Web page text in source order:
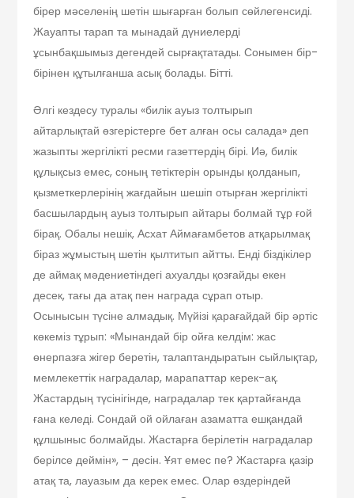
бірер мәселенің шетін шығарған болып сөйлегенсиді.
Жауапты тарап та мынадай дүниелерді
ұсынбақшымыз дегендей сырғақтатады. Сонымен бір-
бірінен құтылғанша асық болады. Бітті.
Әлгі кездесу туралы «билік ауыз толтырып
айтарлықтай өзгерістерге бет алған осы салада» деп
жазыпты жергілікті ресми газеттердің бірі. Иә, билік
құлықсыз емес, соның тетіктерін орынды қолданып,
қызметкерлерінің жағдайын шешіп отырған жергілікті
басшылардың ауыз толтырып айтары болмай тұр ғой
бірақ. Обалы нешік, Асхат Аймағамбетов атқарылмақ
біраз жұмыстың шетін қылтитып айтты. Енді біздікілер
де аймақ мәдениетіндегі ахуалды қозғайды екен
десек, тағы да атақ пен награда сұрап отыр.
Осынысын түсіне алмадық. Мүйізі қарағайдай бір әртіс
көкеміз тұрып: «Мынандай бір ойға келдім: жас
өнерпазға жігер беретін, талаптандыратын сыйлықтар,
мемлекеттік наградалар, марапаттар керек-ақ.
Жастардың түсінігінде, наградалар тек қартайғанда
ғана келеді. Сондай ой ойлаған азаматта ешқандай
құлшыныс болмайды. Жастарға берілетін наградалар
берілсе деймін», – десін. Ұят емес пе? Жастарға қазір
атақ та, лауазым да керек емес. Олар өздеріндей